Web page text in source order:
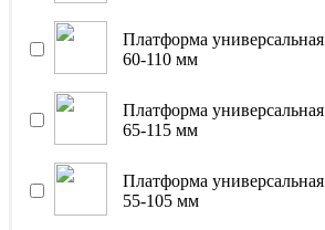
Платформа универсальная
60-110 мм
Платформа универсальная
65-115 мм
Платформа универсальная
55-105 мм